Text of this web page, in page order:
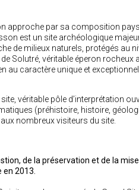
approche par sa composition
est un site archéologique
de milieux naturels, protégés au
Solutré, véritable éperon rocheux
au caractère unique et
site, véritable pôle d’interprétation
(préhistoire, histoire,
nombreux visiteurs du site.
de la préservation et de la
en 2013.